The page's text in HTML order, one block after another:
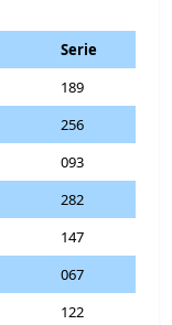
Serie
189
256
093
282
147
067
122